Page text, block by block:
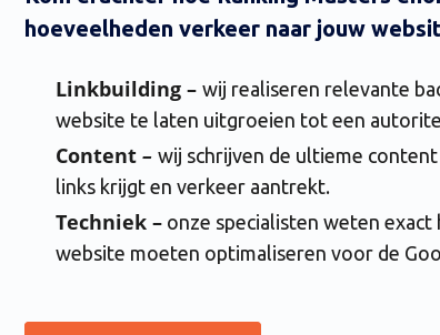
hoeveelheden verkeer naar jouw
Linkbuilding – wij realiseren relevante
website te laten uitgroeien tot een
Content – wij schrijven de ultieme
links krijgt en verkeer aantrekt.
Techniek –onze specialisten weten exact
website moeten optimaliseren voor de